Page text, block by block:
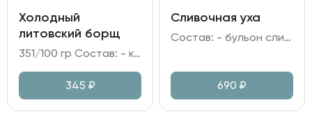
Холодный
литовский борщ
351/100 гр Состав: - кефир; сметана; огурец; свекла; лук зелёный; укроп; петрушка; хрен; горчица; укропное масло; лимонный сок; яйцо куриное; - картофель отварной.
345 ₽
Сливочная уха
Состав: - бульон сливочный из морского окуня; - форель, мидии; - перец болгарский, лук репчатый, морковь, сельдерей, чеснок, зелень.
690 ₽